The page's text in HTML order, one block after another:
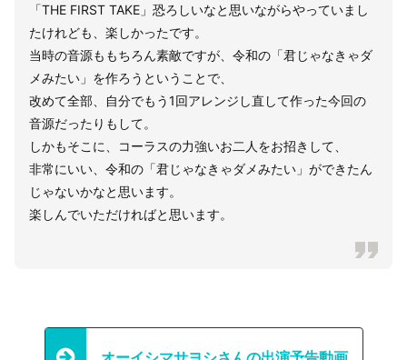
「THE FIRST TAKE」恐ろしいなと思いながらやっていまし
たけれども、楽しかったです。
当時の音源ももちろん素敵ですが、令和の「君じゃなきゃダ
メみたい」を作ろうということで、
改めて全部、自分でもう1回アレンジし直して作った今回の
音源だったりもして。
しかもそこに、コーラスの力強いお二人をお招きして、
非常にいい、令和の「君じゃなきゃダメみたい」ができたん
じゃないかなと思います。
楽しんでいただければと思います。